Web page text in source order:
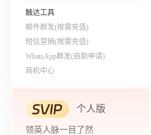
触达工具
邮件群发(按需充值)
短信营销(按需充值)
WhatsApp群发(自助申请)
商机中心
个人版
领英人脉一目了然